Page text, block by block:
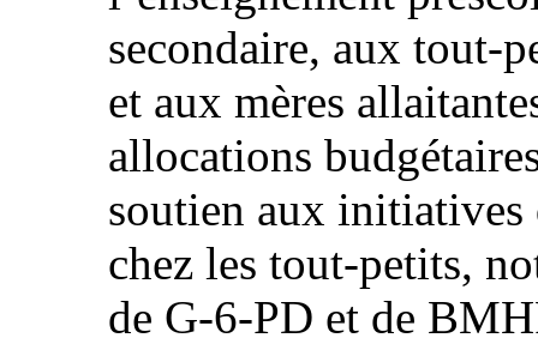
secondaire, aux tout-
et aux mères
allocations
soutien aux initiatives
chez les tout‑petits,
de G-6-PD et de